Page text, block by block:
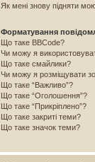
Як мені знову підняти
Форматування
Що таке BBCode?
Чи можу я
Що таке смайлики?
Чи можу я розміщувати
Що таке “Важливо”?
Що таке “Оголошення”?
Що таке “Прикріплено”?
Що таке закриті теми?
Що таке значок теми?